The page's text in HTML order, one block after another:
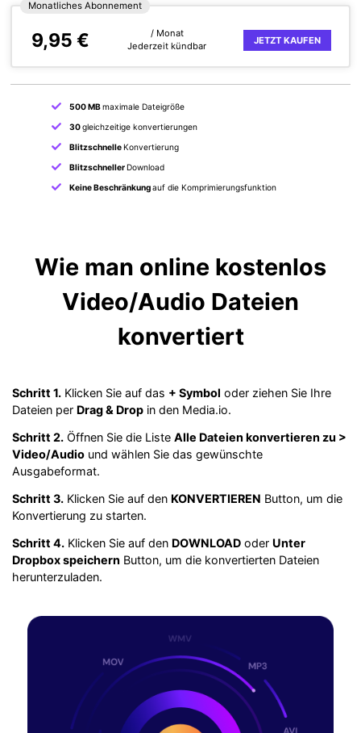
Monatliches Abonnement
9,95 €
/ Monat
Jederzeit kündbar
JETZT KAUFEN
500 MBmaximale Dateigröße
30gleichzeitige konvertierungen
Blitzschnelle Konvertierung
Blitzschneller Download
Keine Beschränkungauf die Komprimierungsfunktion
Wie man online kostenlos
Video/Audio Dateien
konvertiert
Schritt 1. Klicken Sie auf das + Symbol oder ziehen Sie Ihre
Dateien per Drag & Drop in den Media.io.
Schritt 2. Öffnen Sie die Liste Alle Dateien konvertieren zu >
Video/Audio und wählen Sie das gewünschte
Ausgabeformat.
Schritt 3. Klicken Sie auf den KONVERTIEREN Button, um die
Konvertierung zu starten.
Schritt 4. Klicken Sie auf den DOWNLOAD oder Unter
Dropbox speichern Button, um die konvertierten Dateien
herunterzuladen.